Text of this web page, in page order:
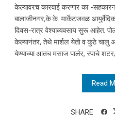
केल्यावरच कारवाई करणार का -
बालाजीनगर,के.के. मार्केटजवळ आयुर्वेदिक
दिवस-रात्र वेश्याव्यवसाय सुरू आहेत.
केल्यानंतर, तेथे मार्शल येतो व कुठे चालु
येण्याच्या आतच मसाज पार्लर, स्पाचे
Read
SHARE